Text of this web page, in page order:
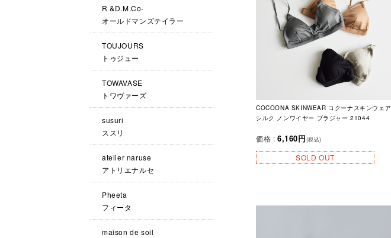
R &D.M.Co-
オールドマンズテイラー
TOUJOURS
トゥジュー
TOWAVASE
トワヴァーズ
susuri
ススリ
atelier naruse
アトリエナルセ
Pheeta
フィータ
maison de soil
COCOONA SKINWEAR コクーナスキンウェア
シルク ノンワイヤー ブラジャー 21044
価格 : 6,160円(税込)
SOLD OUT